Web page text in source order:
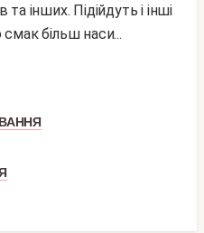
інших. Підійдуть і інші
більш наси...